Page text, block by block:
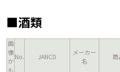
■酒類
画
像
か
も
No. JANCD
メーカー
名